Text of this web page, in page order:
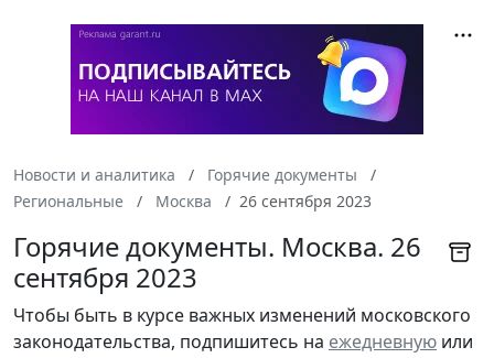
Новости и аналитика
Горячие документы
Региональные
Москва 26 сентября 2023
Горячие документы. Москва. 26
сентября 2023
Чтобы быть в курсе важных изменений московского
законодательства, подпишитесь на ежедневную или